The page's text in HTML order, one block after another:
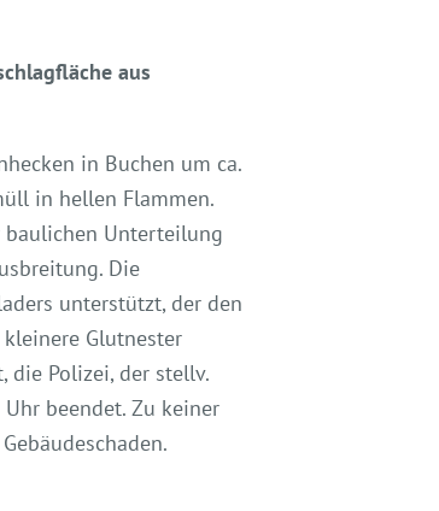
aus
in Buchen um ca.
in hellen Flammen.
baulichen Unterteilung
Die
unterstützt, der den
Glutnester
die Polizei, der stellv.
beendet. Zu keiner